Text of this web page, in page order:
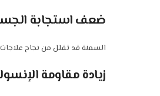
ضعف استجابة
السمنة قد تقلل من نجاح
زيادة مقاومة